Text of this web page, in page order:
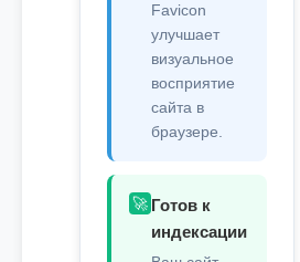
Favicon
улучшает
визуальное
восприятие
сайта в
браузере.
🚀 Готов к
индексации